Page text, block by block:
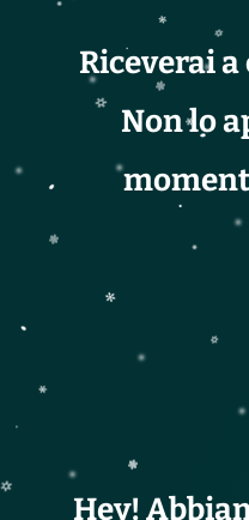
Riceverai a
Non lo
Hey!